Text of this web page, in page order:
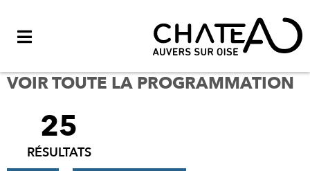
VOIR TOUTE LA PROGRAMMATION
FILTRER
RÉSULTATS
25
RÉSULTATS